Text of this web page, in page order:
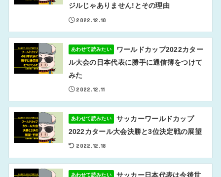
ジルじゃありません!とその理由
2022.12.10
あわせて読みたい
ワールドカップ2022カター
ル大会の日本代表に勝手に通信簿をつけて
みた
2022.12.11
あわせて読みたい
サッカーワールドカップ
2022カタール大会決勝と3位決定戦の展望
2022.12.18
あわせて読みたい
サッカー日本代表は今後世